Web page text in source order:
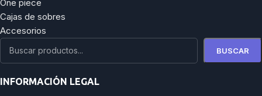
One piece
Cajas de sobres
Accesorios
BUSCAR
INFORMACIÓN LEGAL